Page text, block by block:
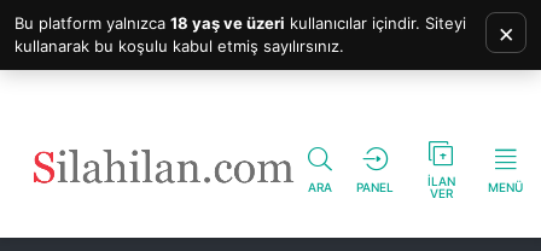
ARA PANEL
İLAN
VER
MENÜ
Bu platform yalnızca 18 yaş ve üzeri kullanıcılar içindir. Siteyi
kullanarak bu koşulu kabul etmiş sayılırsınız.
×